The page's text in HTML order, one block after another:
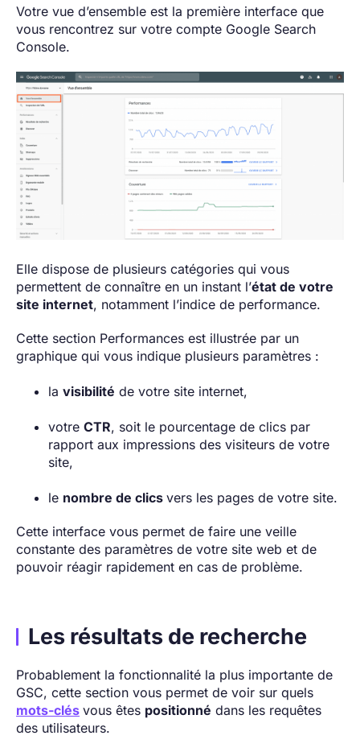
Votre vue d’ensemble est la première interface que
vous rencontrez sur votre compte Google Search
Console.
Elle dispose de plusieurs catégories qui vous
permettent de connaître en un instant l’état de votre
site internet, notamment l’indice de performance.
Cette section Performances est illustrée par un
graphique qui vous indique plusieurs paramètres :
la visibilité de votre site internet,
votre CTR, soit le pourcentage de clics par
rapport aux impressions des visiteurs de votre
site,
le nombre de clics vers les pages de votre site.
Cette interface vous permet de faire une veille
constante des paramètres de votre site web et de
pouvoir réagir rapidement en cas de problème.
Les résultats de recherche
Probablement la fonctionnalité la plus importante de
GSC, cette section vous permet de voir sur quels
mots-clés vous êtes positionné dans les requêtes
des utilisateurs.